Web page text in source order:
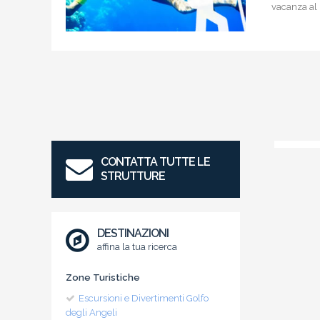
vacanza al
CONTATTA TUTTE LE
STRUTTURE
DESTINAZIONI
affina la tua ricerca
Zone Turistiche
Escursioni e Divertimenti Golfo
degli Angeli